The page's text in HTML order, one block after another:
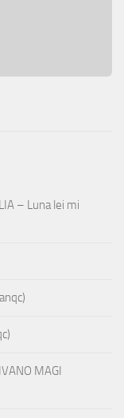
– Luna lei mi
MAGI